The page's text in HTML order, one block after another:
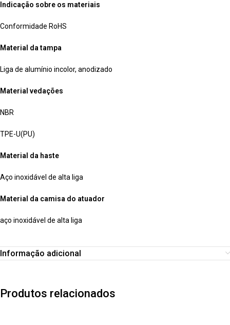
Indicação sobre os materiais
Conformidade RoHS
Material da tampa
Liga de alumínio incolor, anodizado
Material vedações
NBR
TPE-U(PU)
Material da haste
Aço inoxidável de alta liga
Material da camisa do atuador
aço inoxidável de alta liga
Informação adicional
Produtos relacionados